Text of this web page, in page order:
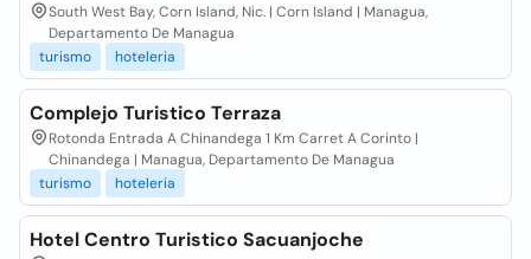
South West Bay, Corn Island, Nic. | Corn Island | Managua,
Departamento De Managua
turismo
hoteleria
Complejo Turistico Terraza
Rotonda Entrada A Chinandega 1 Km Carret A Corinto |
Chinandega | Managua, Departamento De Managua
turismo
hoteleria
Hotel Centro Turistico Sacuanjoche